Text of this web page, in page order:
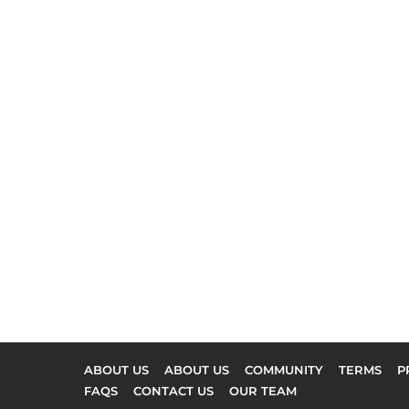
ABOUT US ABOUT US COMMUNITY TERMS
FAQS
CONTACT US OUR TEAM